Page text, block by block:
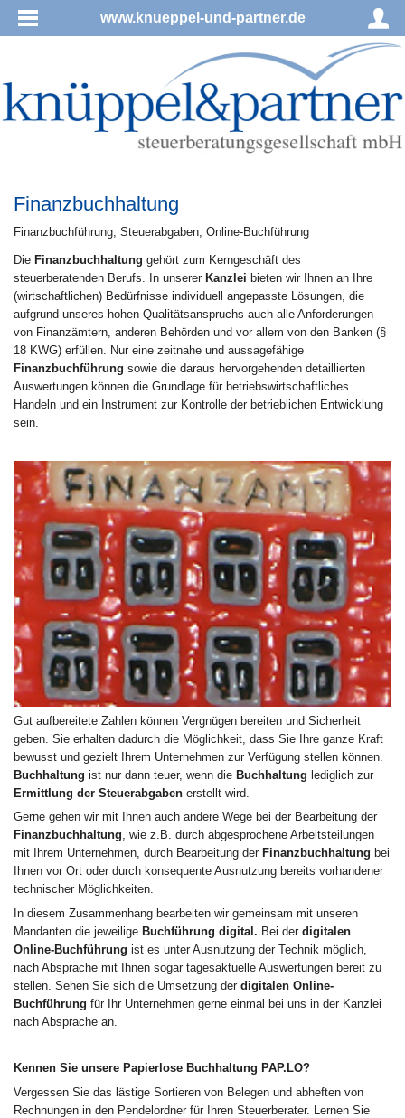
www.knueppel-und-partner.de
Finanzbuchhaltung
Fi­nanz­buch­füh­rung, Steu­er­ab­ga­ben, On­line-Buch­füh­rung
Die Finanzbuchhaltung gehört zum Kerngeschäft des
steuerberatenden Berufs. In unserer Kanzlei bieten wir Ihnen an Ihre
(wirtschaftlichen) Bedürfnisse individuell angepasste Lösungen, die
aufgrund unseres hohen Qualitätsanspruchs auch alle Anforderungen
von Finanzämtern, anderen Behörden und vor allem von den Banken (§
18 KWG) erfüllen. Nur eine zeitnahe und aussagefähige
Finanzbuchführung sowie die daraus hervorgehenden detaillierten
Auswertungen können die Grundlage für betriebswirtschaftliches
Handeln und ein Instrument zur Kontrolle der betrieblichen Entwicklung
sein.
Gut aufbereitete Zahlen können Vergnügen bereiten und Sicherheit
geben. Sie erhalten dadurch die Möglichkeit, dass Sie Ihre ganze Kraft
bewusst und gezielt Ihrem Unternehmen zur Verfügung stellen können.
Buchhaltung ist nur dann teuer, wenn die Buchhaltung lediglich zur
Ermittlung der Steuerabgaben erstellt wird.
Gerne gehen wir mit Ihnen auch andere Wege bei der Bearbeitung der
Finanzbuchhaltung, wie z.B. durch abgesprochene Arbeitsteilungen
mit Ihrem Unternehmen, durch Bearbeitung der Finanzbuchhaltung bei
Ihnen vor Ort oder durch konsequente Ausnutzung bereits vorhandener
technischer Möglichkeiten.
In diesem Zusammenhang bearbeiten wir gemeinsam mit unseren
Mandanten die jeweilige Buchführung digital. Bei der digitalen
Online-Buchführung ist es unter Ausnutzung der Technik möglich,
nach Absprache mit Ihnen sogar tagesaktuelle Auswertungen bereit zu
stellen. Sehen Sie sich die Umsetzung der digitalen Online-
Buchführung für Ihr Unternehmen gerne einmal bei uns in der Kanzlei
nach Absprache an.
Kennen Sie unsere Papierlose Buchhaltung PAP.LO?
Vergessen Sie das lästige Sortieren von Belegen und abheften von
Rechnungen in den Pendelordner für Ihren Steuerberater. Lernen Sie